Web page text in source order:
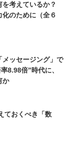
を考えているか？
のために（全６
ッセージング」で
8.98倍”時代に、
か
ておくべき「数